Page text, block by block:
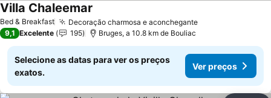
Bed & Breakfast Decoração charmosa e aconchegante
Villa Chaleemar
9,1 Excelente 195 Bruges, a 10.8 km de Bouliac
Selecione as datas para ver os preços
exatos.
Ver preços